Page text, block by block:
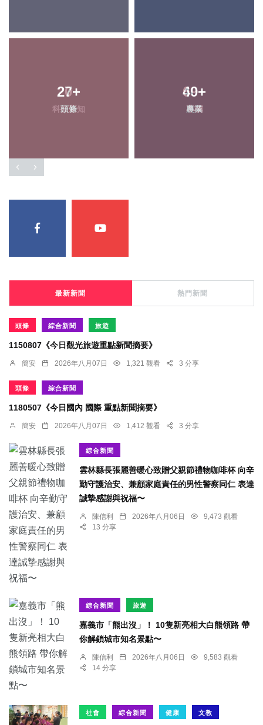
20+
科技新知
69+
專欄
最新新聞 熱門新聞
頭條 綜合新聞 旅遊
1150807《今日觀光旅遊重點新聞摘要》
簡安 2026年八月07日 1,321 觀看 3 分享
頭條 綜合新聞
1180507《今日國內 國際 重點新聞摘要》
簡安 2026年八月07日 1,412 觀看 3 分享
綜合新聞
雲林縣長張麗善暖心致贈父親節禮物咖啡杯 向辛
勤守護治安、兼顧家庭責任的男性警察同仁 表達
誠摯感謝與祝福〜
陳信利 2026年八月06日
9,473 觀看
13 分享
綜合新聞 旅遊
嘉義市「熊出沒」！ 10隻新亮相大白熊領路 帶
你解鎖城市知名景點〜
陳信利 2026年八月06日
9,583 觀看
14 分享
社會 綜合新聞 健康 文教